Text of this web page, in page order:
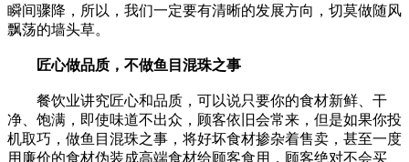
瞬间骤降，所以，我们一定要有清晰的发展方向，切莫做随风
飘荡的墙头草。
匠心做品质，不做鱼目混珠之事
餐饮业讲究匠心和品质，可以说只要你的食材新鲜、干
净、饱满，即使味道不出众，顾客依旧会常来，但是如果你投
机取巧，做鱼目混珠之事，将好坏食材掺杂着售卖，甚至一度
用廉价的食材伪装成高端食材给顾客食用，顾客绝对不会买